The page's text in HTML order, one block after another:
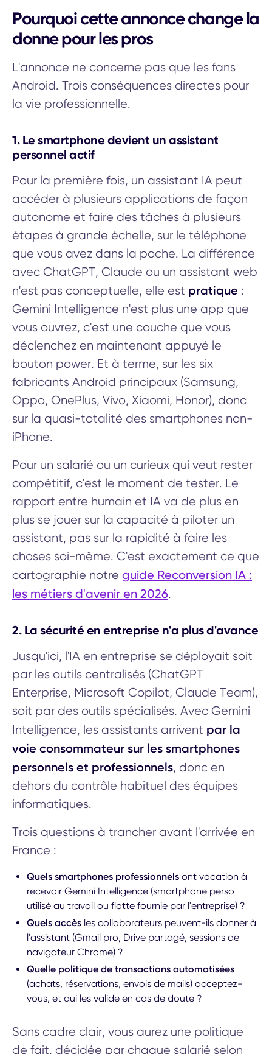
Pourquoi cette annonce change la
donne pour les pros
L'annonce ne concerne pas que les fans
Android. Trois conséquences directes pour
la vie professionnelle.
1. Le smartphone devient un assistant
personnel actif
Pour la première fois, un assistant IA peut
accéder à plusieurs applications de façon
autonome et faire des tâches à plusieurs
étapes à grande échelle, sur le téléphone
que vous avez dans la poche. La différence
avec ChatGPT, Claude ou un assistant web
n'est pas conceptuelle, elle est pratique :
Gemini Intelligence n'est plus une app que
vous ouvrez, c'est une couche que vous
déclenchez en maintenant appuyé le
bouton power. Et à terme, sur les six
fabricants Android principaux (Samsung,
Oppo, OnePlus, Vivo, Xiaomi, Honor), donc
sur la quasi-totalité des smartphones non-
iPhone.
Pour un salarié ou un curieux qui veut rester
compétitif, c'est le moment de tester. Le
rapport entre humain et IA va de plus en
plus se jouer sur la capacité à piloter un
assistant, pas sur la rapidité à faire les
choses soi-même. C'est exactement ce que
cartographie notre guide Reconversion IA :
les métiers d'avenir en 2026.
2. La sécurité en entreprise n'a plus d'avance
Jusqu'ici, l'IA en entreprise se déployait soit
par les outils centralisés (ChatGPT
Enterprise, Microsoft Copilot, Claude Team),
soit par des outils spécialisés. Avec Gemini
Intelligence, les assistants arrivent par la
voie consommateur sur les smartphones
personnels et professionnels, donc en
dehors du contrôle habituel des équipes
informatiques.
Trois questions à trancher avant l'arrivée en
France :
Quels smartphones professionnels ont vocation à
recevoir Gemini Intelligence (smartphone perso
utilisé au travail ou flotte fournie par l'entreprise) ?
Quels accès les collaborateurs peuvent-ils donner à
l'assistant (Gmail pro, Drive partagé, sessions de
navigateur Chrome) ?
Quelle politique de transactions automatisées
(achats, réservations, envois de mails) acceptez-
vous, et qui les valide en cas de doute ?
Sans cadre clair, vous aurez une politique
de fait, décidée par chaque salarié selon
Calculez votre gain IA